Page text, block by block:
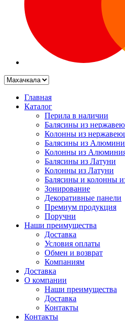
Главная
Каталог
Перила в наличии
Балясины из
Колонны из
Балясины из
Колонны из
Балясины из Латуни
Колонны из Латуни
Балясины и колонны
Зонирование
Декоративные панели
Премиум продукция
Поручни
Наши преимущества
Доставка
Условия оплаты
Обмен и возврат
Компаниям
Доставка
О компании
Наши преимущества
Доставка
Контакты
Контакты